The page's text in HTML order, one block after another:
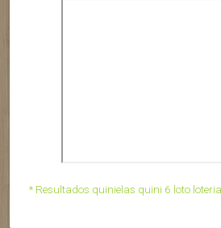
* Resultados quinielas quini 6 loto